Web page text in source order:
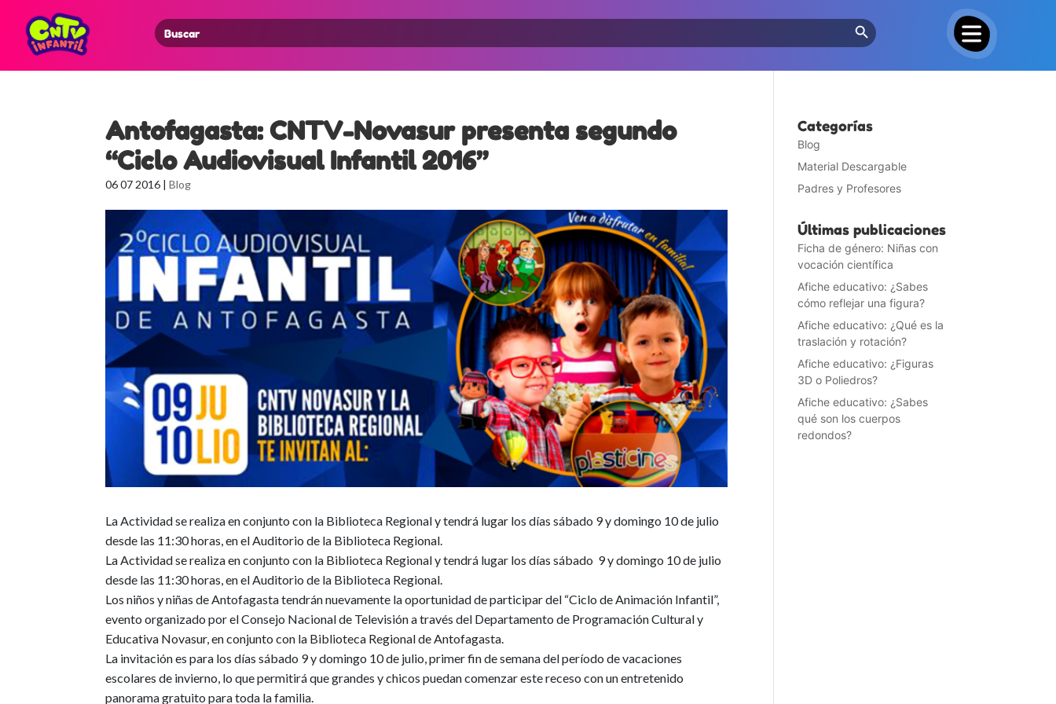
Search
for:
Search Button
Antofagasta: CNTV-Novasur presenta segundo
“Ciclo Audiovisual Infantil 2016”
06 07 2016 |Blog
La Actividad se realiza en conjunto con la Biblioteca Regional y tendrá lugar los días sábado 9 y domingo 10 de julio
desde las 11:30 horas, en el Auditorio de la Biblioteca Regional.
La Actividad se realiza en conjunto con la Biblioteca Regional y tendrá lugar los días sábado 9 y domingo 10 de julio
desde las 11:30 horas, en el Auditorio de la Biblioteca Regional.
Los niños y niñas de Antofagasta tendrán nuevamente la oportunidad de participar del “Ciclo de Animación Infantil”,
evento organizado por el Consejo Nacional de Televisión a través del Departamento de Programación Cultural y
Educativa Novasur, en conjunto con la Biblioteca Regional de Antofagasta.
La invitación es para los días sábado 9 y domingo 10 de julio, primer fin de semana del período de vacaciones
escolares de invierno, lo que permitirá que grandes y chicos puedan comenzar este receso con un entretenido
panorama gratuito para toda la familia.
Categorías
Blog
Material Descargable
Padres y Profesores
Últimas publicaciones
Ficha de género: Niñas con
vocación científica
Afiche educativo: ¿Sabes
cómo reflejar una figura?
Afiche educativo: ¿Qué es la
traslación y rotación?
Afiche educativo: ¿Figuras
3D o Poliedros?
Afiche educativo: ¿Sabes
qué son los cuerpos
redondos?